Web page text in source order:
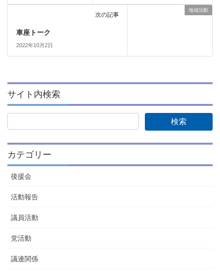
地域活動
次の記事
車座トーク
2022年10月2日
サイト内検索
カテゴリー
後援会
活動報告
議員活動
党活動
議連関係